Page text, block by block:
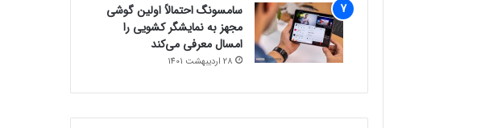
سامسونگ احتمالاً اولین گوشی
مجهز به نمایشگر کشویی را
امسال معرفی می‌کند
28 اردیبهشت 1401